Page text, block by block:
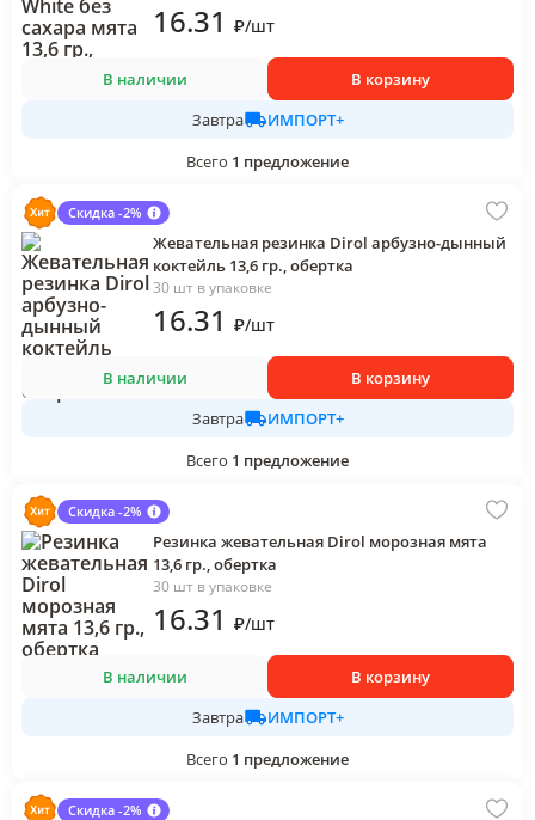
16.31 ₽/шт
В наличии
В корзину
Завтра
ИМПОРТ+
Всего 1 предложение
Скидка -2%
Жевательная резинка Dirol арбузно-дынный
коктейль 13,6 гр., обертка
30 шт в упаковке
16.31 ₽/шт
В наличии
В корзину
Завтра
ИМПОРТ+
Всего 1 предложение
Скидка -2%
Резинка жевательная Dirol морозная мята
13,6 гр., обертка
30 шт в упаковке
16.31 ₽/шт
В наличии
В корзину
Завтра
ИМПОРТ+
Всего 1 предложение
Скидка -2%